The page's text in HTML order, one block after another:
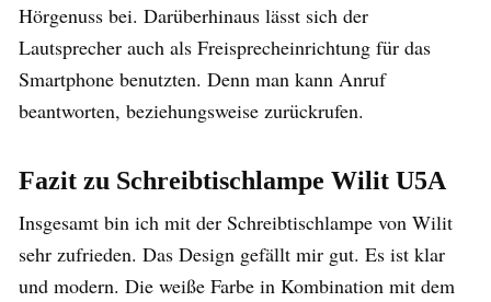
Hörgenuss bei. Darüberhinaus lässt sich der
Lautsprecher auch als Freisprecheinrichtung für das
Smartphone benutzten. Denn man kann Anruf
beantworten, beziehungsweise zurückrufen.
Fazit zu Schreibtischlampe Wilit U5A
Insgesamt bin ich mit der Schreibtischlampe von Wilit
sehr zufrieden. Das Design gefällt mir gut. Es ist klar
und modern. Die weiße Farbe in Kombination mit dem